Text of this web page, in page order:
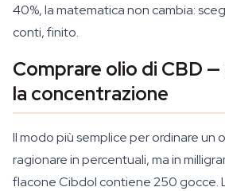
40%, la matematica non cambia:
conti, finito.
Comprare olio di CBD
la concentrazione
Il modo più semplice per ordinare un
ragionare in percentuali, ma in
flacone Cibdol contiene 250 gocce.